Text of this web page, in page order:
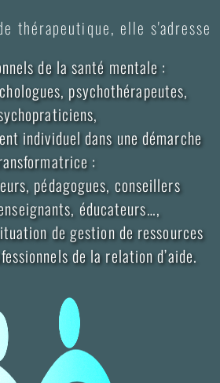
thérapeutique, elle s'adresse
de la santé mentale :
psychothérapeutes,
individuel dans une démarche
:
pédagogues, conseillers
éducateurs…,
de gestion de ressources
de la relation d’aide.